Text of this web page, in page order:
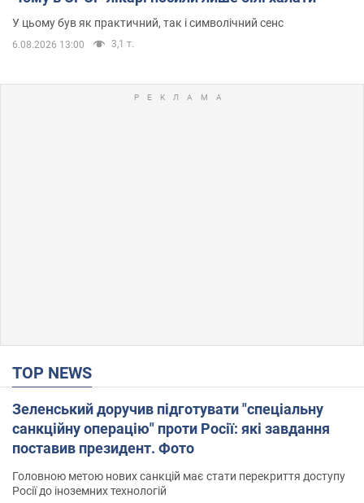
У цьому був як практичний, так і символічний сенс
6.08.2026 13:00 3,1 т.
TOP NEWS
Зеленський доручив підготувати "спеціальну
санкційну операцію" проти Росії: які завдання
поставив президент. Фото
Головною метою нових санкцій має стати перекриття доступу
Росії до іноземних технологій